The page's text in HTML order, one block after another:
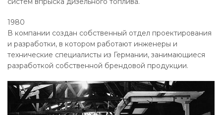
1980
В компании создан собственный отдел проектирования
и разработки, в котором работают инженеры и
технические специалисты из Германии, занимающиеся
разработкой собственной брендовой продукции.